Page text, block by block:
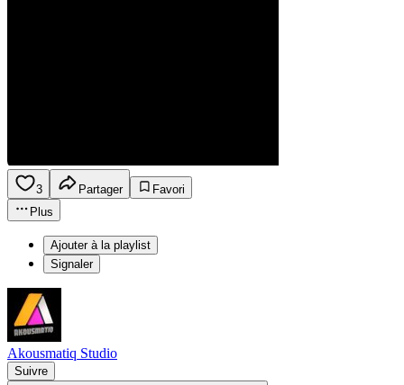
3 Partager
Favori
Plus
Ajouter à la playlist
Signaler
Akousmatiq Studio
Suivre